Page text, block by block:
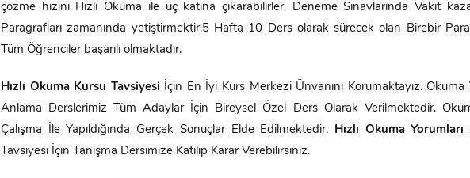
çözme hızını Hızlı Okuma ile üç katına çıkarabilirler. Deneme Sınavlarında Vakit
Paragrafları zamanında yetiştirmektir.5 Hafta 10 Ders olarak sürecek olan Birebir
Tüm Öğrenciler başarılı olmaktadır.
Hızlı Okuma Kursu Tavsiyesi İçin En İyi Kurs Merkezi Ünvanını Korumaktayız.
Anlama Derslerimiz Tüm Adaylar İçin Bireysel Özel Ders Olarak Verilmektedir.
Çalışma İle Yapıldığında Gerçek Sonuçlar Elde Edilmektedir. Hızlı Okuma Yorumları
Tavsiyesi İçin Tanışma Dersimize Katılıp Karar Verebilirsiniz.